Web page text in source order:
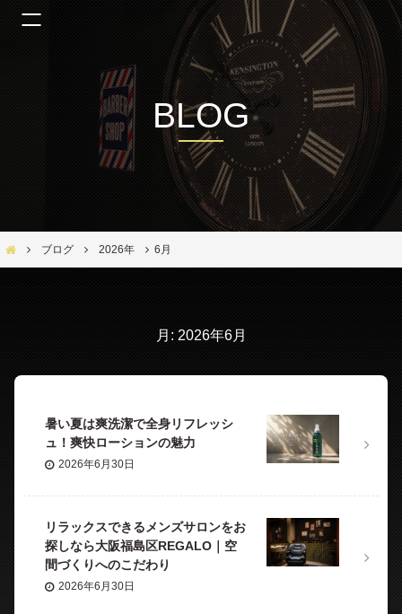
BLOG
Bar Ber Shop REGALO【バーバーショップ レガロ】- 大阪・福島区の美容室
ブログ 2026年 6月
月: 2026年6月
暑い夏は爽洗潔で全身リフレッシ
ュ！爽快ローションの魅力
2026年6月30日
リラックスできるメンズサロンをお
探しなら大阪福島区REGALO｜空
間づくりへのこだわり
2026年6月30日